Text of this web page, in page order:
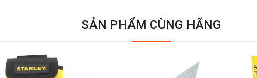
SẢN PHẨM CÙNG HÃNG